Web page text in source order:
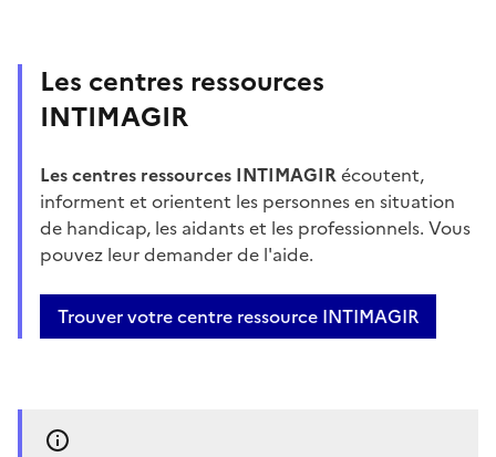
Les centres ressources
INTIMAGIR
Les centres ressources INTIMAGIRécoutent,
informent et orientent les personnes en situation
de handicap, les aidants et les professionnels. Vous
pouvez leur demander de l'aide.
Trouver votre centre ressource INTIMAGIR